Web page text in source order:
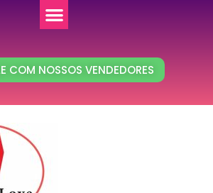
COM NOSSOS VENDEDORES